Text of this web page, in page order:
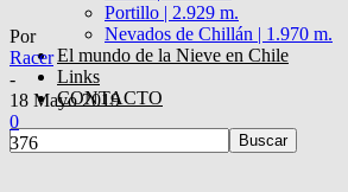
Portillo | 2.929 m.
Nevados de Chillán | 1.970 m.
El mundo de la Nieve en Chile
Links
CONTACTO
Por
Racer
-
18 Mayo 2019
0
376